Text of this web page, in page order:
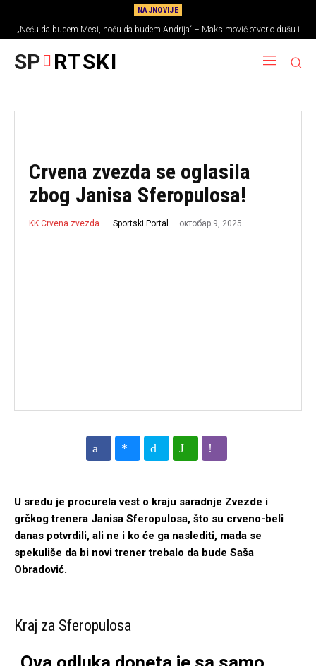
NAJNOVIJE
„Neću da budem Mesi, hoću da budem Andrija“ – Maksimović otvorio dušu i
priznao šta sanja u Ligi šampiona
SP RTSKI
Crvena zvezda se oglasila
zbog Janisa Sferopulosa!
KK Crvena zvezda Sportski Portal октобар 9, 2025
U sredu je procurela vest o kraju saradnje Zvezde i
grčkog trenera Janisa Sferopulosa, što su crveno-beli
danas potvrdili, ali ne i ko će ga naslediti, mada se
spekuliše da bi novi trener trebalo da bude Saša
Obradović.
Kraj za Sferopulosa